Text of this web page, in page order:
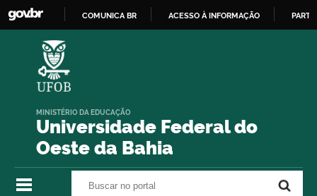
COMUNICA BR ACESSO À INFORMAÇÃO
Universidade Federal do
Oeste da Bahia
MINISTÉRIO DA EDUCAÇÃO